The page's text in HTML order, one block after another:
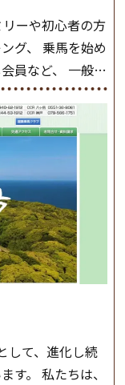
、ワンランク上
う。 注意事項
こちらで決定い
天決行です
止させていただ
ドパークの協議
止になる場合が
いる皆様には事
レックのツアー
ーや初心者の方
グ、 乗馬を始め
員など、 一般の
指しています。
り自分の馬を持
康や趣味、スポ
日々乗馬をお楽
ンウィークと夏
、ぜひご家族で
紹介記事はこち
して、進化し続
す。 私たちは、